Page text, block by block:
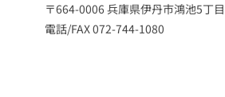
〒664-0006 兵庫県伊丹市鴻池5丁
電話/FAX 072-744-1080